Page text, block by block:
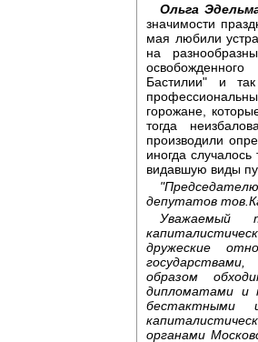
Ольга
значимости
мая любили
на
Бастилии" и
горожане,
тогда
производили
иногда
видавшую виды
депутатов
Уважаемый
дружеские
образом
дипломатами и
бестактными
органами